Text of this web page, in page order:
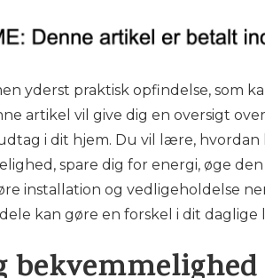
yderst praktisk opfindelse, som
artikel vil give dig en oversigt
i dit hjem. Du vil lære,
spare dig for energi, øge
installation og vedligeholdelse
kan gøre en forskel i dit daglige